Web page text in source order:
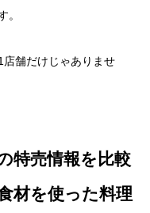
。
舗だけじゃありませ
特売情報を比較
材を使った料理